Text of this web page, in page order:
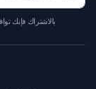
بالاشتراك فإنك